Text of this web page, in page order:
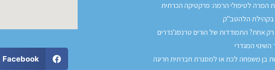
המרה לטיפולי הרמה: פרקטיקה הכרתית
בקהילת הלהטב"ק
אחת? התמודדות של הורים טרנסג'נדרים
המגדרי
בן משפחה לכת או למסגרת חברתית חריגה
Facebook